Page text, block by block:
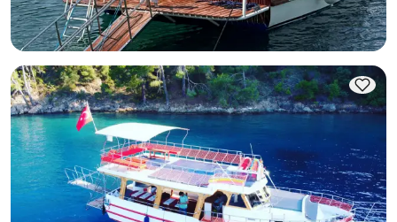
Le plus bas
11.200 TL
Voir disponibilité et prix